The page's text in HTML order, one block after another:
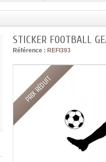
STICKER FOOTBALL
Référence : REFI393
PRIX RÉDUIT